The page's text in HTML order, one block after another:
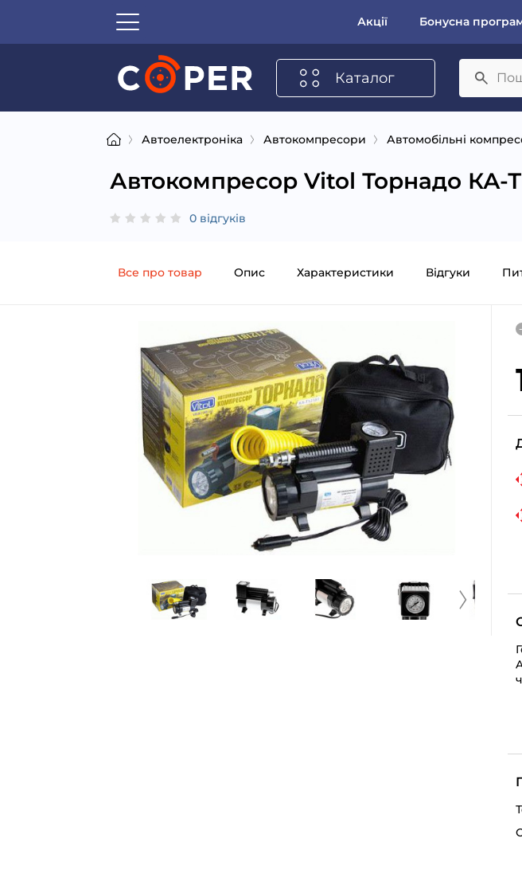
Акції Бонусна
Каталог
Автоелектроніка Автокомпресори Автомобільні
Автокомпресор Vitol Торнадо КА-
0 відгуків
Все про товар Опис Характеристики Відгуки